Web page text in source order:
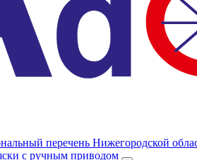
перечень Нижегородской
с ручным приводом